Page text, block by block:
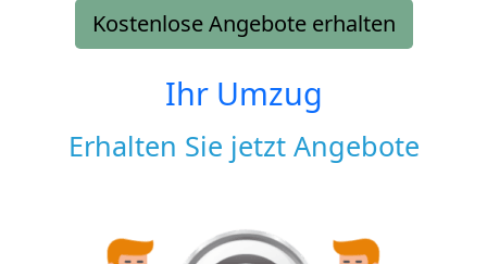
Kostenlose Angebote erhalten
Ihr Umzug
Erhalten Sie jetzt Angebote